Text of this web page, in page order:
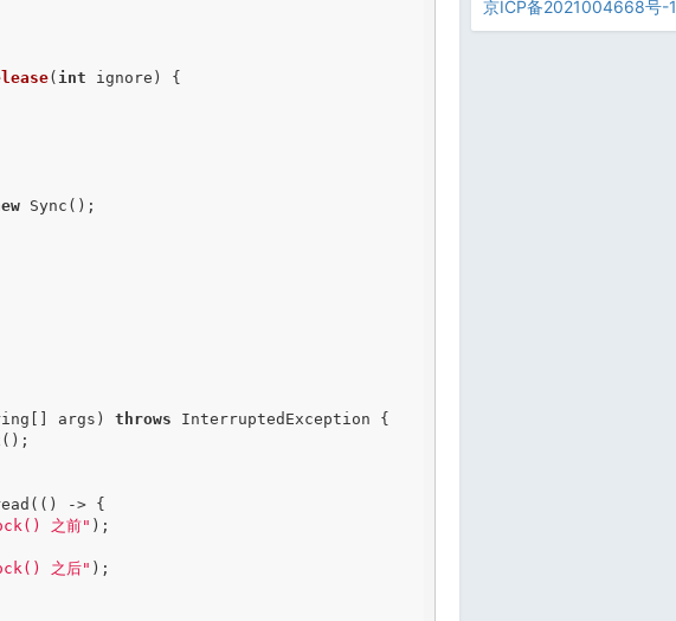
( int ignore) {
Sync();
args) throws InterruptedException {
-> {
之前" );
之后" );
京ICP备2021004668号-1